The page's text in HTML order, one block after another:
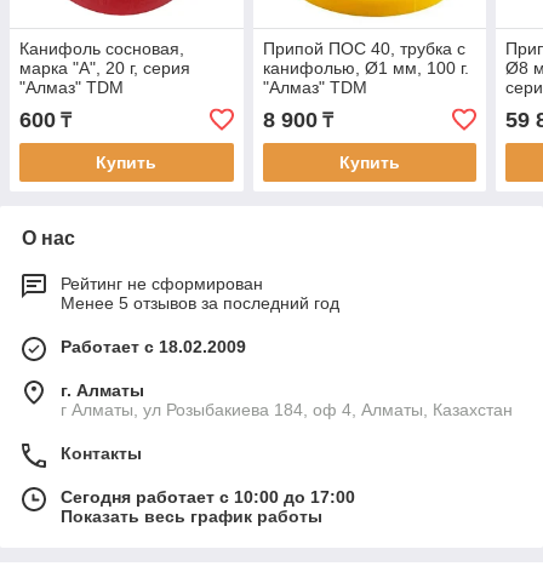
Канифоль сосновая,
марка "А", 20 г, серия
"Алмаз" TDM
600 ₸
Купить
Припой ПОС 40, трубка с
канифолью, Ø1 мм, 100 г.
"Алмаз" TDM
8 900₸
Купить
Ø8
59
О нас
Рейтинг не сформирован
Менее 5 отзывов за последний год
Работает с 18.02.2009
г. Алматы
г Алматы, ул Розыбакиева 184, оф 4, Алматы, Казахстан
Контакты
Сегодня работает с 10:00 до 17:00
Показать весь график работы